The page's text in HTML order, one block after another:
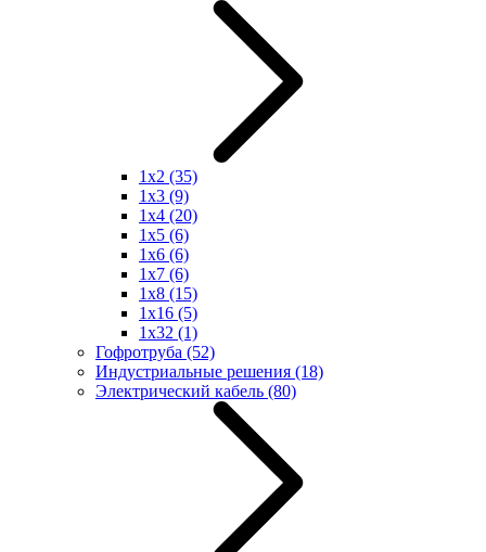
1x2 (35)
1x3 (9)
1x4 (20)
1x5 (6)
1x6 (6)
1x7 (6)
1x8 (15)
1x16 (5)
1x32 (1)
Гофротруба (52)
Индустриальные решения (18)
Электрический кабель (80)